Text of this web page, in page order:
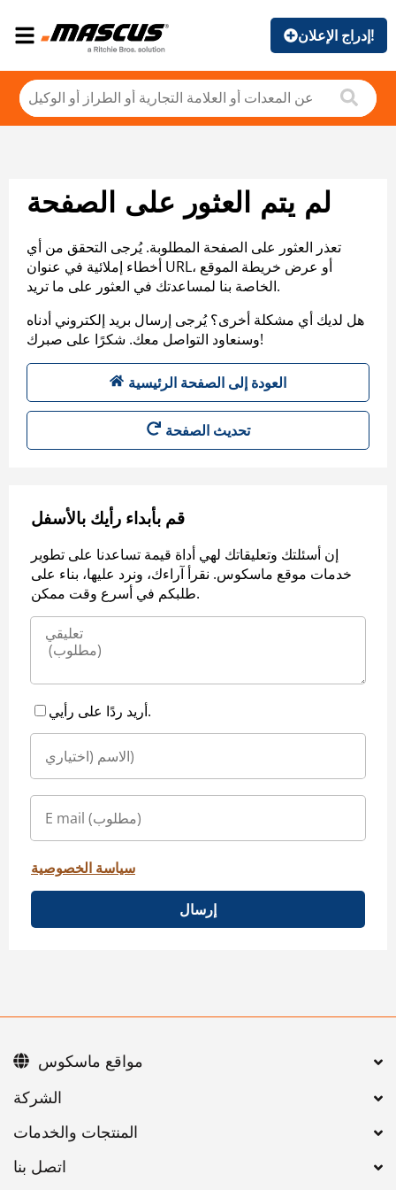
إدراج الإعلان!
لم يتم العثور على الصفحة
تعذر العثور على الصفحة المطلوبة. يُرجى التحقق من أي
أخطاء إملائية في عنوان URL، أو عرض خريطة الموقع
الخاصة بنا لمساعدتك في العثور على ما تريد.
هل لديك أي مشكلة أخرى؟ يُرجى إرسال بريد إلكتروني أدناه
وسنعاود التواصل معك. شكرًا على صبرك!
العودة إلى الصفحة الرئيسية
تحديث الصفحة
قم بأبداء رأيك بالأسفل
إن أسئلتك وتعليقاتك لهي أداة قيمة تساعدنا على تطوير
خدمات موقع ماسكوس. نقرأ آراءك، ونرد عليها، بناء على
طلبكم في أسرع وقت ممكن.
أريد ردًا على رأيي.
سياسة الخصوصية
إرسال
اتصل بنا
مواقع ماسكوس